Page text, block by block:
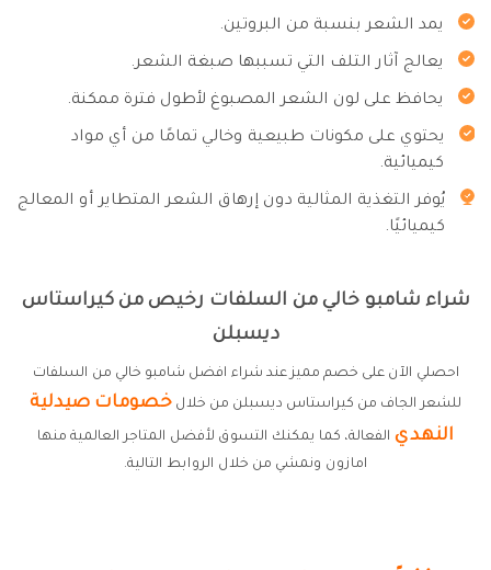
يمد الشعر بنسبة من البروتين.
يعالج آثار التلف التي تسببها صبغة الشعر.
يحافظ على لون الشعر المصبوغ لأطول فترة ممكنة.
يحتوي على مكونات طبيعية وخالي تمامًا من أي مواد
كيميائية.
يُوفر التغذية المثالية دون إرهاق الشعر المتطاير أو المعالج
كيميائيًا.
شراء شامبو خالي من السلفات رخيص من كيراستاس
ديسبلن
احصلي الآن على خصم مميز عند شراء افضل شامبو خالي من السلفات
للشعر الجاف من كيراستاس ديسبلن من خلال خصومات صيدلية
النهدي الفعالة، كما يمكنك التسوق لأفضل المتاجر العالمية منها
امازون ونمشي من خلال الروابط التالية.